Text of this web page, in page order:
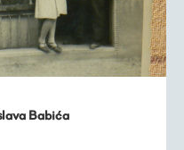
Babića